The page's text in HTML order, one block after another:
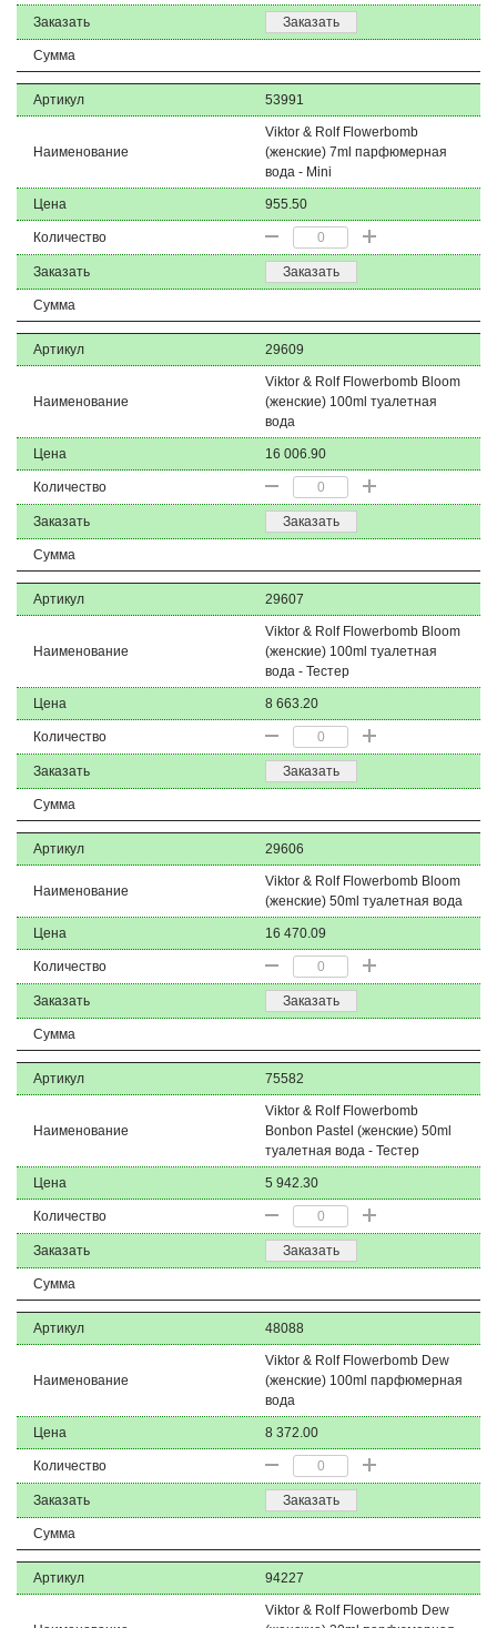
Заказать Заказать
Сумма
Артикул 53991
Наименование
Viktor & Rolf Flowerbomb
(женские) 7ml парфюмерная
вода - Mini
Цена 955.50
Количество
Заказать Заказать
Сумма
Артикул 29609
Наименование
Viktor & Rolf Flowerbomb Bloom
(женские) 100ml туалетная
вода
Цена 16 006.90
Количество
Заказать Заказать
Сумма
Артикул 29607
Наименование
Viktor & Rolf Flowerbomb Bloom
(женские) 100ml туалетная
вода - Тестер
Цена 8 663.20
Количество
Заказать Заказать
Сумма
Артикул 29606
Наименование
Viktor & Rolf Flowerbomb Bloom
(женские) 50ml туалетная вода
Цена 16 470.09
Количество
Заказать Заказать
Сумма
Артикул 75582
Наименование
Viktor & Rolf Flowerbomb
Bonbon Pastel (женские) 50ml
туалетная вода - Тестер
Цена 5 942.30
Количество
Заказать Заказать
Сумма
Артикул 48088
Наименование
Viktor & Rolf Flowerbomb Dew
(женские) 100ml парфюмерная
вода
Цена 8 372.00
Количество
Заказать Заказать
Сумма
Артикул 94227
Viktor & Rolf Flowerbomb Dew